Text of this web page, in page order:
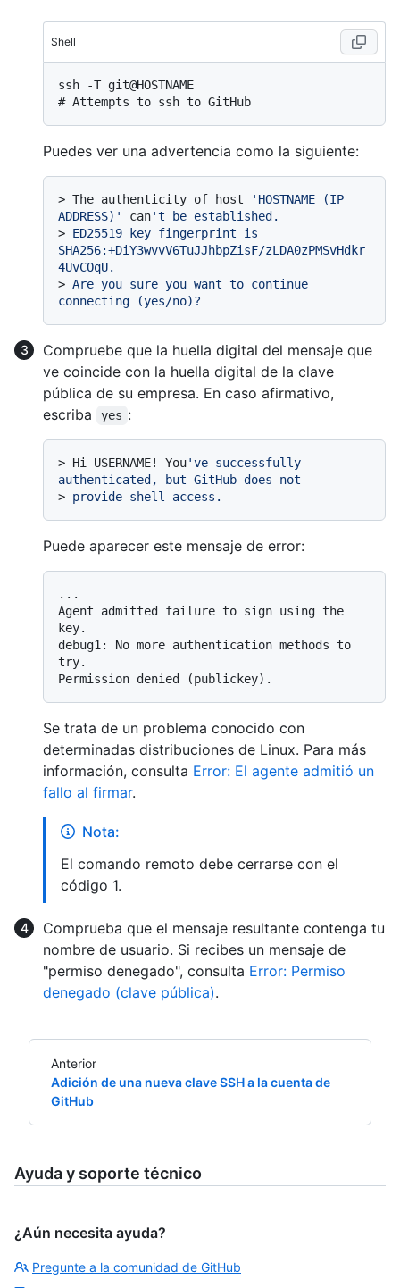
Shell
# Attempts to ssh to GitHub
Puedes ver una advertencia como la siguiente:
> The authenticity of host
'HOSTNAME (IP
ADDRESS)'
can't be established.
> ED25519 key fingerprint is
SHA256:+DiY3wvvV6TuJJhbpZisF/zLDA0zPMSvHdkr
4UvCOqU.
> Are you sure you want to continue
connecting (yes/no)?
Compruebe que la huella digital del mensaje que
ve coincide con la huella digital de la clave
pública de su empresa. En caso afirmativo,
escriba
yes :
> Hi USERNAME! You've successfully
authenticated, but GitHub does not
> provide shell access.
Puede aparecer este mensaje de error:
...
Agent admitted failure to sign using the
key.
debug1: No more authentication methods to
try.
Se trata de un problema conocido con
determinadas distribuciones de Linux. Para más
información, consulta Error: El agente admitió un
fallo al firmar.
Nota:
El comando remoto debe cerrarse con el
código 1.
Comprueba que el mensaje resultante contenga tu
nombre de usuario. Si recibes un mensaje de
"permiso denegado", consulta Error: Permiso
denegado (clave pública).
Anterior
Adición de una nueva clave SSH a la cuenta de
GitHub
Ayuda y soporte técnico
¿Aún necesita ayuda?
Pregunte a la comunidad de GitHub